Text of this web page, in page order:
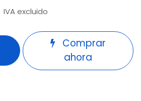
IVA excluido
Comprar
ahora